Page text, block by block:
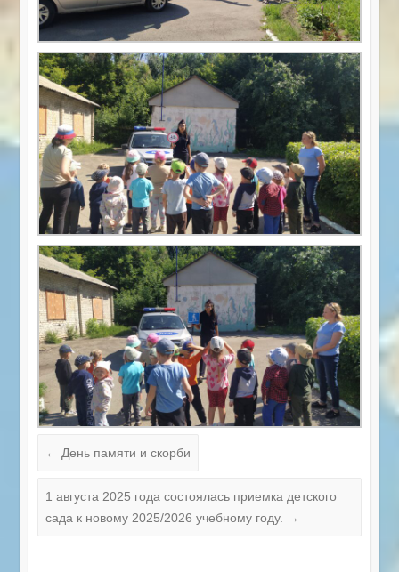
← День памяти и скорби
1 августа 2025 года состоялась приемка детского
сада к новому 2025/2026 учебному году.
→